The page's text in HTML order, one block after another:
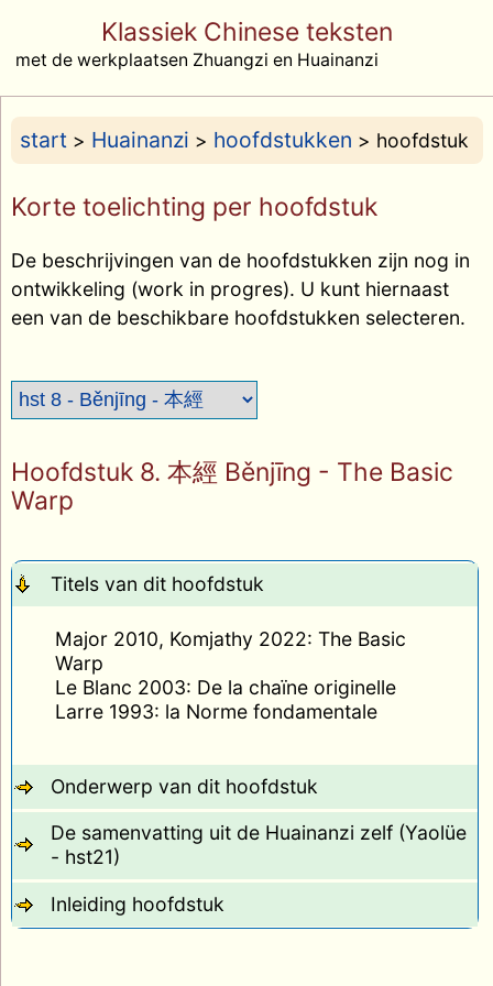
Klassiek Chinese teksten
met de werkplaatsen Zhuangzi en Huainanzi
start > Huainanzi > hoofdstukken > hoofdstuk
Korte toelichting per hoofdstuk
De beschrijvingen van de hoofdstukken zijn nog in
ontwikkeling (work in progres). U kunt hiernaast
een van de beschikbare hoofdstukken selecteren.
Hoofdstuk 8. 本經 Běnjīng - The Basic
Warp
Titels van dit hoofdstuk
Major 2010, Komjathy 2022: The Basic
Warp
Le Blanc 2003: De la chaïne originelle
Larre 1993: la Norme fondamentale
Onderwerp van dit hoofdstuk
De samenvatting uit de Huainanzi zelf (Yaolüe
- hst21)
Inleiding hoofdstuk